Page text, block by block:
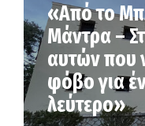
«Από το
Μάντρα –
αυτών που
φόβο για
λεύτερο»